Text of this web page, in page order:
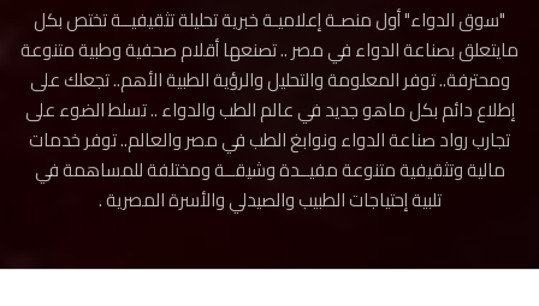
"سوق الدواء" أول منصـة إعلاميـة خبرية تحليلة تثقيفيــة تختص بكل
مايتعلق بصناعة الدواء في مصر .. تصنعها أقلام صحفية وطبية متنوعة
ومحترفة.. توفر المعلومة والتحليل والرؤية الطبية الأهم.. تجعلك على
إطلاع دائم بكل ماهو جديد في عالم الطب والدواء .. تسلط الضوء على
تجارب رواد صناعة الدواء ونوابغ الطب في مصر والعالم.. توفر خدمات
مالية وتثقيفية متنوعة مفيــدة وشيقــة ومختلفة للمساهمة في
تلبية إحتياجات الطبيب والصيدلي والأسرة المصرية .